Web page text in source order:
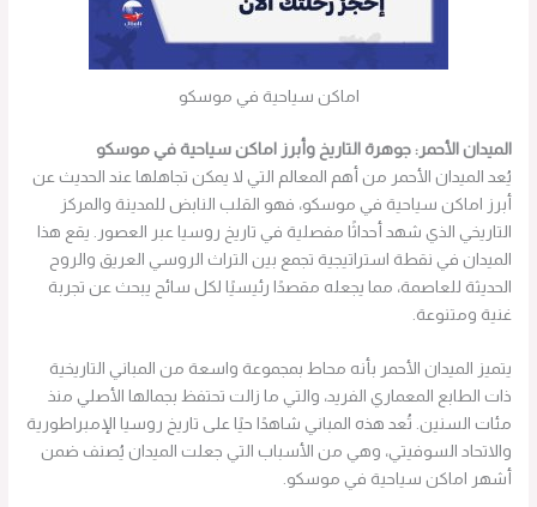
اماكن سياحية في موسكو
الميدان الأحمر: جوهرة التاريخ وأبرز اماكن سياحية في موسكو
يُعد الميدان الأحمر من أهم المعالم التي لا يمكن تجاهلها عند الحديث عن
أبرز اماكن سياحية في موسكو، فهو القلب النابض للمدينة والمركز
التاريخي الذي شهد أحداثًا مفصلية في تاريخ روسيا عبر العصور. يقع هذا
الميدان في نقطة استراتيجية تجمع بين التراث الروسي العريق والروح
الحديثة للعاصمة، مما يجعله مقصدًا رئيسيًا لكل سائح يبحث عن تجربة
غنية ومتنوعة.
يتميز الميدان الأحمر بأنه محاط بمجموعة واسعة من المباني التاريخية
ذات الطابع المعماري الفريد، والتي ما زالت تحتفظ بجمالها الأصلي منذ
مئات السنين. تُعد هذه المباني شاهدًا حيًا على تاريخ روسيا الإمبراطورية
والاتحاد السوفيتي، وهي من الأسباب التي جعلت الميدان يُصنف ضمن
أشهر اماكن سياحية في موسكو.